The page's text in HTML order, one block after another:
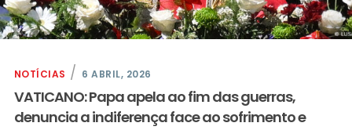
NOTÍCIAS 6 ABRIL, 2026
VATICANO: Papa apela ao fim das guerras,
denuncia a indiferença face ao sofrimento e